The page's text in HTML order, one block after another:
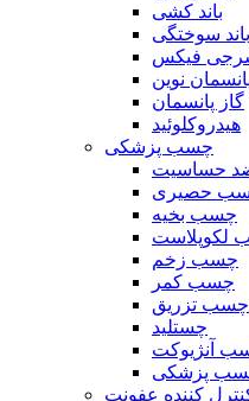
باند کشی
باند سوختگی
فیکس
نوین
گاز پانسمان
هیدروکلوئید
چسب پزشکی
حساسیت
حصیری
چسب بخیه
لکوپلاست
چسب زخم
چسب کمر
چسب تزریق
چستلید
آنژیوکت
چسب پزشکی
کننده عفونت